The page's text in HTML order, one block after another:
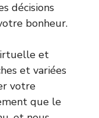
décisions
bonheur.
et
et variées
votre
que le